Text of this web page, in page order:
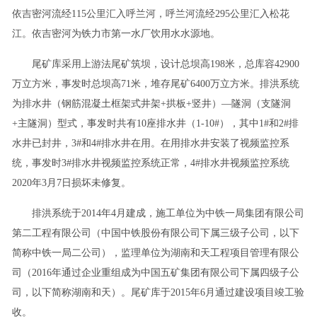
依吉密河流经115公里汇入呼兰河，呼兰河流经295公里汇入松花
江。依吉密河为铁力市第一水厂饮用水水源地。
尾矿库采用上游法尾矿筑坝，设计总坝高198米，总库容42900
万立方米，事发时总坝高71米，堆存尾矿6400万立方米。排洪系统
为排水井（钢筋混凝土框架式井架+拱板+竖井）—隧洞（支隧洞
+主隧洞）型式，事发时共有10座排水井（1-10#），其中1#和2#排
水井已封井，3#和4#排水井在用。在用排水井安装了视频监控系
统，事发时3#排水井视频监控系统正常，4#排水井视频监控系统
2020年3月7日损坏未修复。
排洪系统于2014年4月建成，施工单位为中铁一局集团有限公司
第二工程有限公司（中国中铁股份有限公司下属三级子公司，以下
简称中铁一局二公司），监理单位为湖南和天工程项目管理有限公
司（2016年通过企业重组成为中国五矿集团有限公司下属四级子公
司，以下简称湖南和天）。尾矿库于2015年6月通过建设项目竣工验
收。